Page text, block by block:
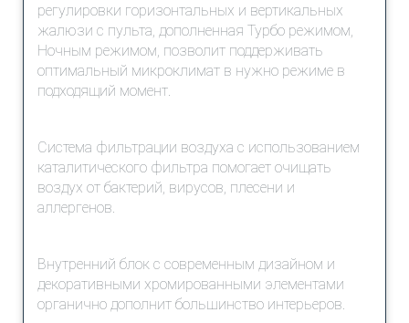
регулировки горизонтальных и вертикальных
жалюзи с пульта, дополненная Турбо режимом,
Ночным режимом, позволит поддерживать
оптимальный микроклимат в нужно режиме в
подходящий момент.
Система фильтрации воздуха с использованием
каталитического фильтра помогает очищать
воздух от бактерий, вирусов, плесени и
аллергенов.
Внутренний блок с современным дизайном и
декоративными хромированными элементами
органично дополнит большинство интерьеров.